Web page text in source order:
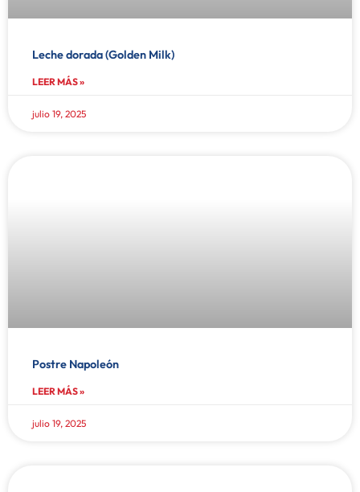
Leche dorada (Golden Milk)
LEER MÁS »
julio 19, 2025
Postre Napoleón
LEER MÁS »
julio 19, 2025